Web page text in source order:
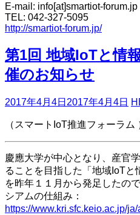
E-mail: info[at]smartiot-forum.jp
TEL: 042-327-5095
http://smartiot-forum.jp/
第1回 地域IoTと情
催のお知らせ
2017年4月4日 2017年4月4日
（スマートIoT推進フォーラム
慶應大学が中心となり、産官
ることを目指した「地域IoTと
を昨年１１月から発足したの
シアムの仕組み：
https://www.kri.sfc.keio.ac.jp/